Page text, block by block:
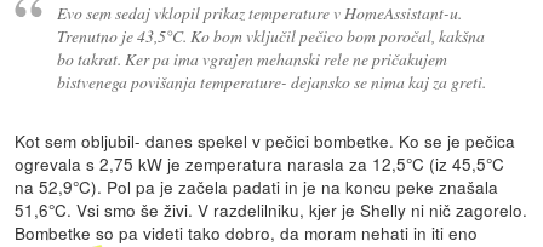
Evo sem sedaj vklopil prikaz temperature v HomeAssistant-u.
Trenutno je 43,5°C. Ko bom vključil pečico bom poročal, kakšna
bo takrat. Ker pa ima vgrajen mehanski rele ne pričakujem
bistvenega povišanja temperature- dejansko se nima kaj za greti.
Kot sem obljubil- danes spekel v pečici bombetke. Ko se je pečica
ogrevala s 2,75 kW je zemperatura narasla za 12,5°C (iz 45,5°C
na 52,9°C). Pol pa je začela padati in je na koncu peke znašala
51,6°C. Vsi smo še živi. V razdelilniku, kjer je Shelly ni nič zagorelo.
Bombetke so pa videti tako dobro, da moram nehati in iti eno